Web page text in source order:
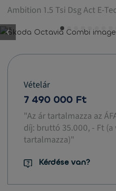
Ambition 1.5 Tsi Dsg Act E-Tec
button.previous
Vételár
7 490 000 Ft
"Az ár tartalmazza az
díj: bruttó 35.000, - Ft
tartalmazza)"
Kérdése van?